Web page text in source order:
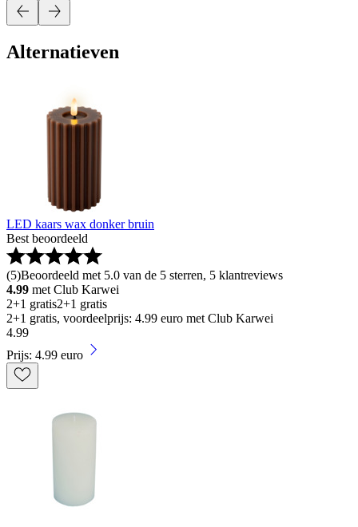
Alternatieven
LED kaars wax donker bruin
Best beoordeeld
(5)Beoordeeld met 5.0 van de 5 sterren, 5 klantreviews
4.99 met Club Karwei
2+1 gratis2+1 gratis
2+1 gratis, voordeelprijs: 4.99 euro met Club Karwei
4.99
Prijs: 4.99 euro